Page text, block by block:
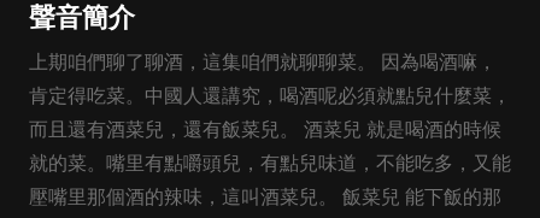
聲音簡介
上期咱們聊了聊酒，這集咱們就聊聊菜。 因為喝酒嘛，
肯定得吃菜。中國人還講究，喝酒呢必須就點兒什麼菜，
而且還有酒菜兒，還有飯菜兒。 酒菜兒 就是喝酒的時候
就的菜。嘴里有點嚼頭兒，有點兒味道，不能吃多，又能
壓嘴里那個酒的辣味，這叫酒菜兒。 飯菜兒 能下飯的那